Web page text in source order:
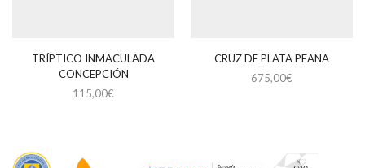
TRÍPTICO INMACULADA
CONCEPCIÓN
115,00€
CRUZ DE PLATA PEANA
675,00€